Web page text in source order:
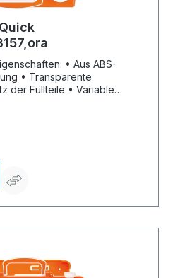
• Aus ABS-
• Variable
Taunusstein, DE,